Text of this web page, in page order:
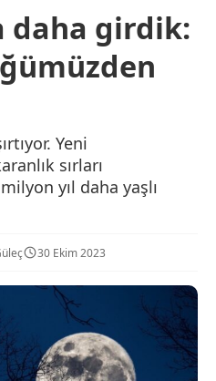
daha girdik:
Yeni
sırları
yıl daha yaşlı
30 Ekim 2023